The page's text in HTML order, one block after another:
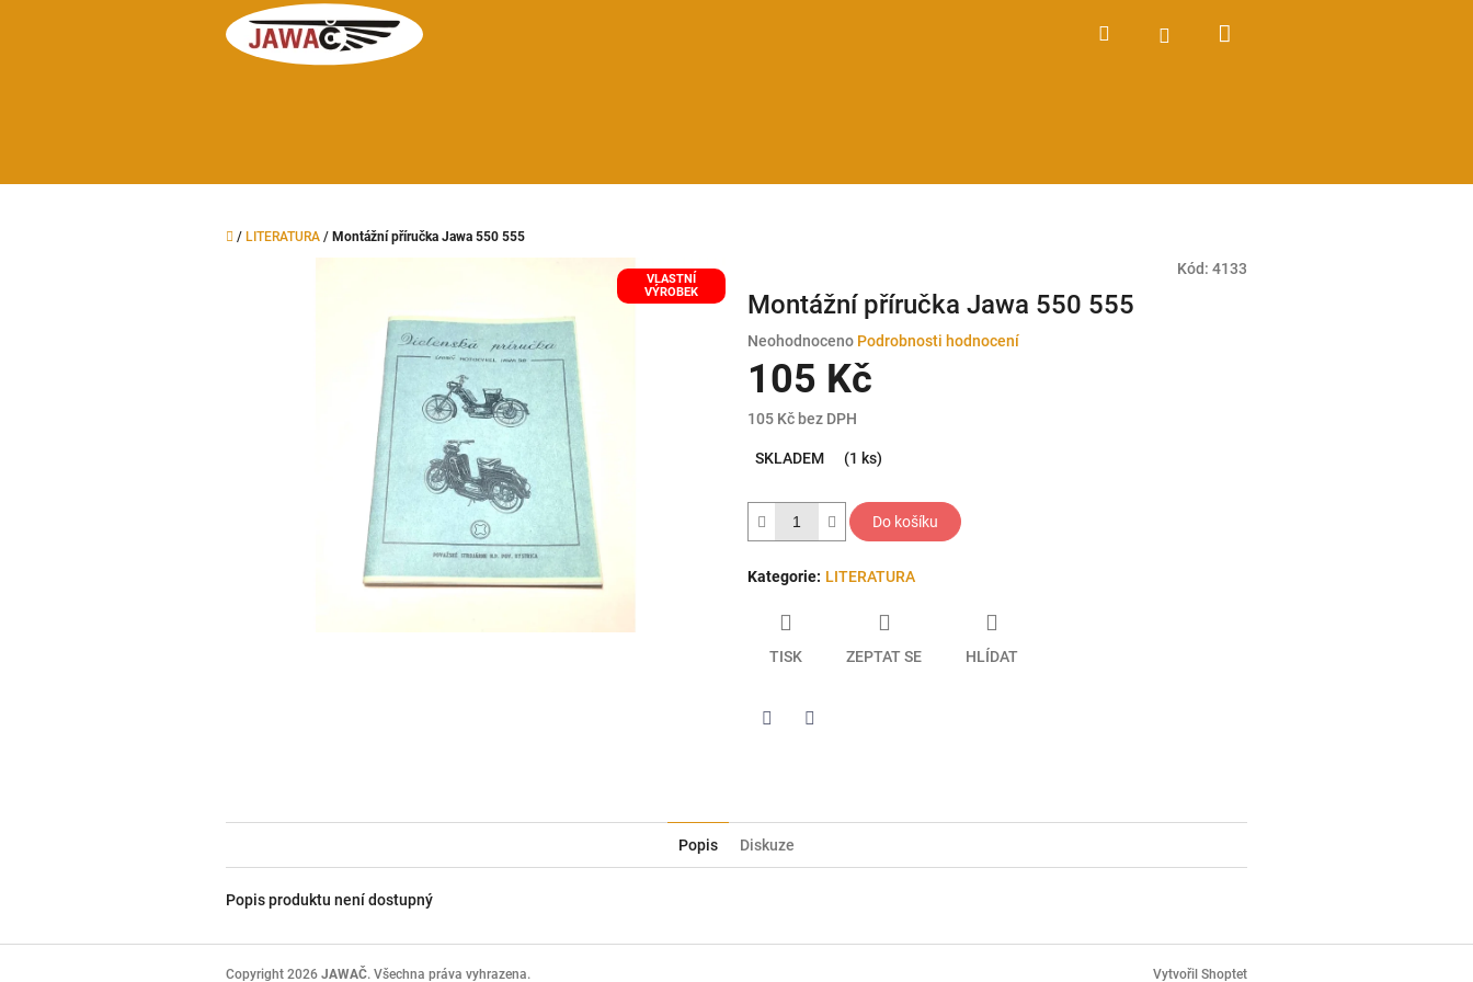
Hledat Přihlášení
Domů
/ LITERATURA / Montážní příručka Jawa 550 555
VLASTNÍ
VÝROBEK
Kód: 4133
Montážní příručka Jawa 550 555
Průměrné
hodnocení
produktu
0,0
Neohodnoceno Podrobnosti hodnocení
105 Kč
105 Kč bez DPH
cena:
SKLADEM (1 ks)
Do košíku
Kategorie: LITERATURA
TISK ZEPTAT SE HLÍDAT
Popis Diskuze
Popis produktu není dostupný
Vytvořil Shoptet
Copyright 2026 JAWAČ. Všechna práva vyhrazena.